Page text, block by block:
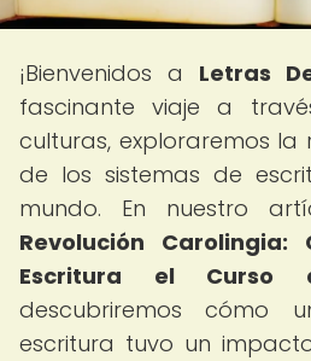
¡Bienvenidos a Letras
fascinante viaje a
culturas, exploraremos la
de los sistemas de
mundo. En nuestro
Revolución
Escritura el Curso
descubriremos cómo
escritura tuvo un